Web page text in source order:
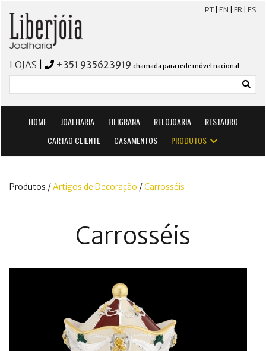
PT EN FR ES
LOJAS +351 935623919 chamada para rede móvel nacional
HOME JOALHARIA FILIGRANA RELOJOARIA
RESTAURO
CARTÃO CLIENTE
CASAMENTOS PRODUTOS
Produtos /Artigos de Decoração /Carrosséis
Carrosséis